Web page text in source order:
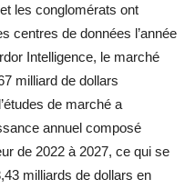
les conglomérats ont
centres de données l’année
Intelligence, le marché
milliard de dollars
de marché a
annuel composé
de 2022 à 2027, ce qui se
milliards de dollars en